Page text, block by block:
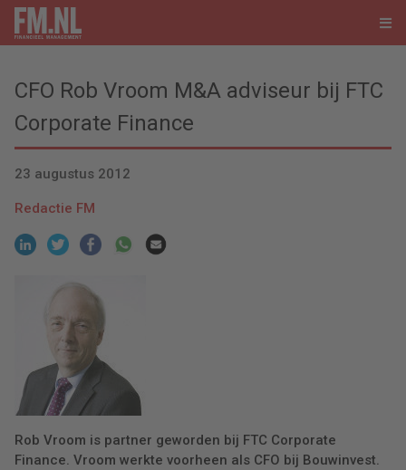
CFO Rob Vroom M&A adviseur bij FTC
Corporate Finance
23 augustus 2012
Redactie FM
Rob Vroom is partner geworden bij FTC Corporate
Finance. Vroom werkte voorheen als CFO bij Bouwinvest.